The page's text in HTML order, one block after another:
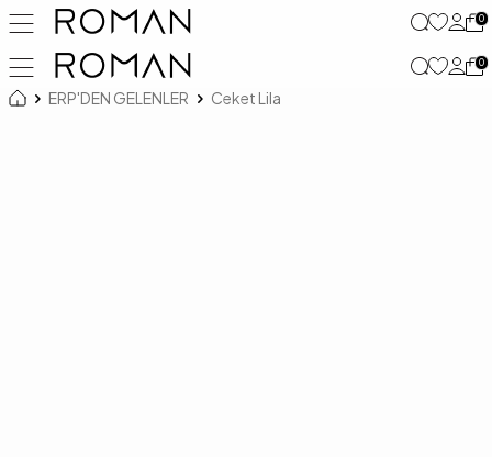
0
0
ERP'DEN GELENLER Ceket Lila